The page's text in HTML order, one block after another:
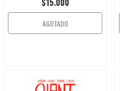
$15.000
AGOTADO